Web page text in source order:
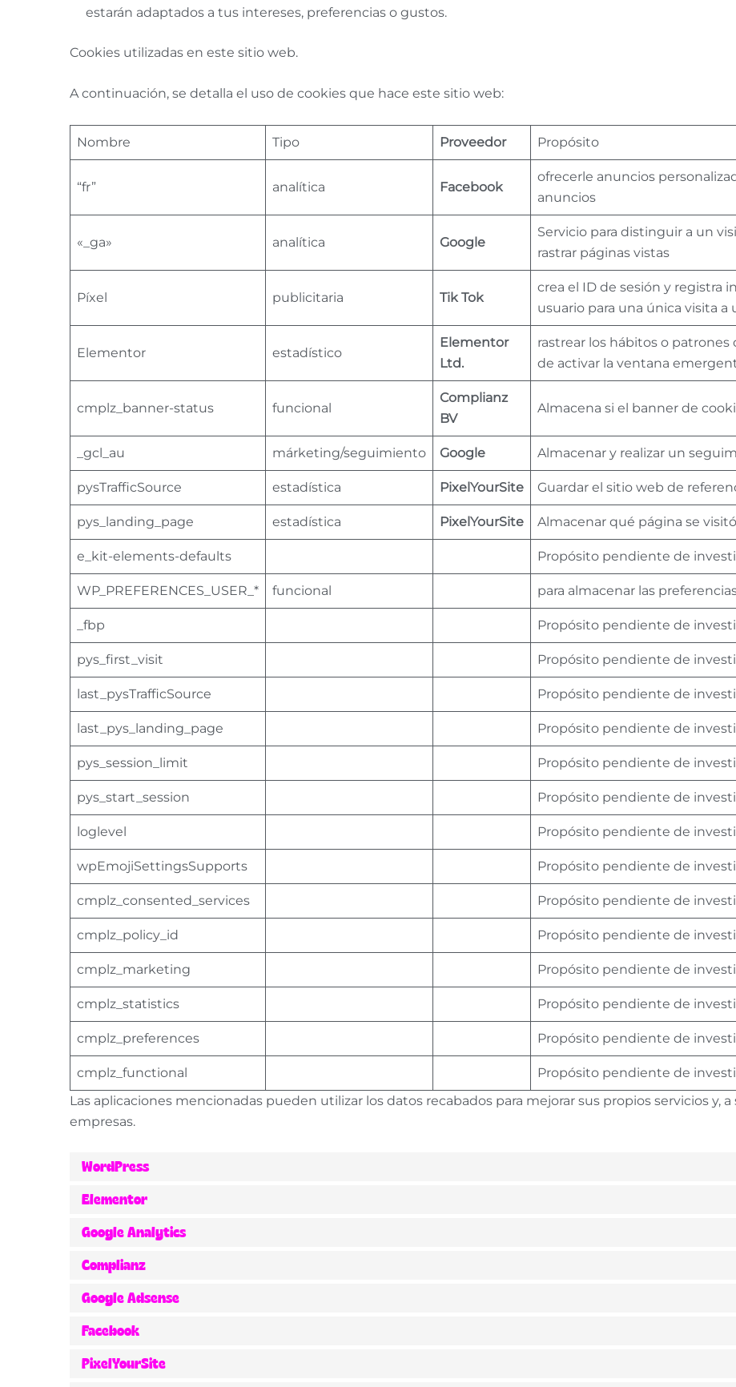
estarán adaptados a tus intereses, preferencias o gustos.
Cookies utilizadas en este sitio web.
A continuación, se detalla el uso de cookies que hace este sitio web:
Nombre Tipo Proveedor Propósito
“fr” analítica Facebook
ofrecerle anuncios
anuncios
«_ga» analítica Google
Servicio para distinguir a un
rastrar páginas vistas
Píxel publicitaria Tik Tok
crea el ID de sesión y registra
usuario para una única visita
Elementor estadístico
Elementor
Ltd.
rastrear los hábitos o
de activar la ventana
cmplz_banner-status funcional
Complianz
BV
Almacena si el banner de
_gcl_au márketing/seguimiento Google Almacenar y realizar un
pysTrafficSource estadística PixelYourSite Guardar el sitio web de
pys_landing_page estadística PixelYourSite Almacenar qué página se
e_kit-elements-defaults Propósito pendiente de
WP_PREFERENCES_USER_* funcional para almacenar las
_fbp Propósito pendiente de
pys_first_visit Propósito pendiente de
last_pysTrafficSource Propósito pendiente de
last_pys_landing_page Propósito pendiente de
pys_session_limit Propósito pendiente de
pys_start_session Propósito pendiente de
loglevel Propósito pendiente de
wpEmojiSettingsSupports Propósito pendiente de
cmplz_consented_services Propósito pendiente de
cmplz_policy_id Propósito pendiente de
cmplz_marketing Propósito pendiente de
cmplz_statistics Propósito pendiente de
cmplz_preferences Propósito pendiente de
cmplz_functional Propósito pendiente de
Las aplicaciones mencionadas pueden utilizar los datos recabados para mejorar sus propios servicios y, a
empresas.
WordPress
Elementor
Google Analytics
Complianz
Google Adsense
Facebook
PixelYourSite